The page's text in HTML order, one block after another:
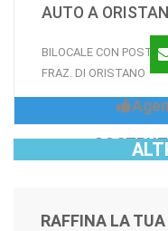
AUTO A
BILOCALE CON POSTO
FRAZ. DI ORISTANO
RAFFINA LA TUA